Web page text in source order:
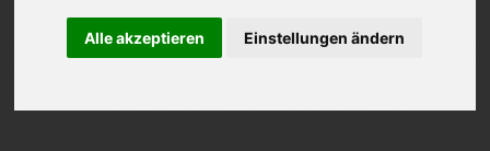
Alle akzeptieren Einstellungen ändern